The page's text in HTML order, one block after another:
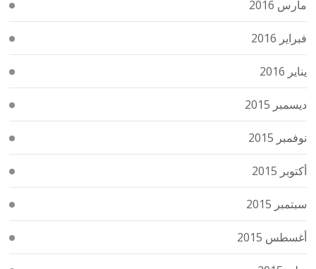
مارس 2016
فبراير 2016
يناير 2016
ديسمبر 2015
نوفمبر 2015
أكتوبر 2015
سبتمبر 2015
أغسطس 2015